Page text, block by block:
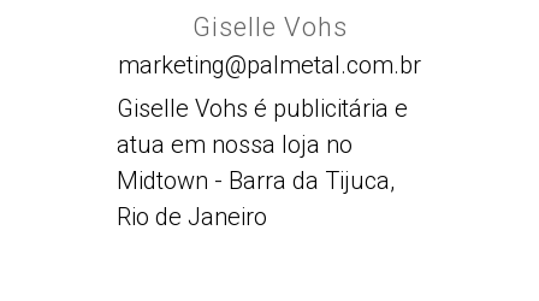
Giselle Vohs
marketing@palmetal.com.br
Giselle Vohs é publicitária e
atua em nossa loja no
Midtown - Barra da Tijuca,
Rio de Janeiro